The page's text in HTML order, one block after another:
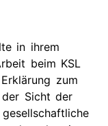
in ihrem
beim KSL
zum
der Sicht der